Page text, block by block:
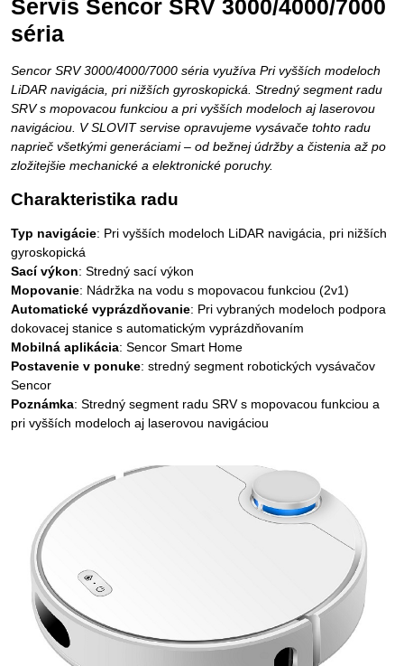
Servis Sencor SRV 3000/4000/7000
séria
Sencor SRV 3000/4000/7000 séria využíva Pri vyšších modeloch
LiDAR navigácia, pri nižších gyroskopická. Stredný segment radu
SRV s mopovacou funkciou a pri vyšších modeloch aj laserovou
navigáciou. V SLOVIT servise opravujeme vysávače tohto radu
naprieč všetkými generáciami – od bežnej údržby a čistenia až po
zložitejšie mechanické a elektronické poruchy.
Charakteristika radu
Typ navigácie: Pri vyšších modeloch LiDAR navigácia, pri nižších
gyroskopická
Sací výkon: Stredný sací výkon
Mopovanie: Nádržka na vodu s mopovacou funkciou (2v1)
Automatické vyprázdňovanie: Pri vybraných modeloch podpora
dokovacej stanice s automatickým vyprázdňovaním
Mobilná aplikácia: Sencor Smart Home
Postavenie v ponuke: stredný segment robotických vysávačov
Sencor
Poznámka: Stredný segment radu SRV s mopovacou funkciou a
pri vyšších modeloch aj laserovou navigáciou